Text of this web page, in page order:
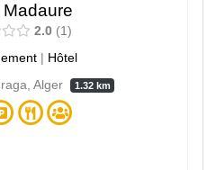
Madaure
2.0
1
| Hôtel
Alger
1.32 km